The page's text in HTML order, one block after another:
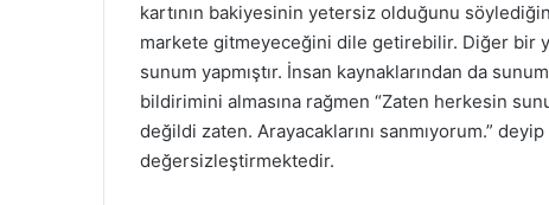
kartının bakiyesinin yetersiz olduğunu
markete gitmeyeceğini dile getirebilir. Diğer bir
sunum yapmıştır. İnsan kaynaklarından da
bildirimini almasına rağmen “Zaten herkesin
değildi zaten. Arayacaklarını sanmıyorum.”
değersizleştirmektedir.